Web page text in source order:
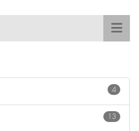
4
13